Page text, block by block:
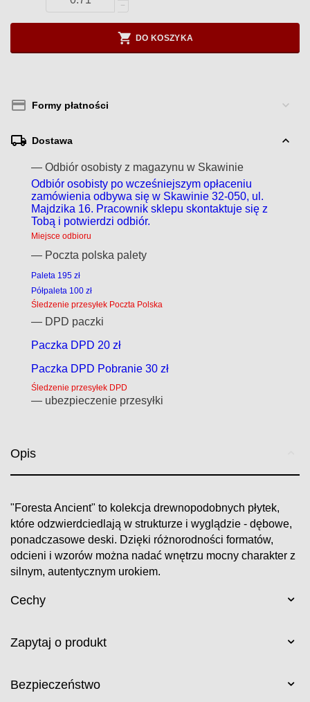
−
DO KOSZYKA
Formy płatności
Dostawa
— Odbiór osobisty z magazynu w Skawinie
Odbiór osobisty po wcześniejszym opłaceniu
zamówienia odbywa się w Skawinie 32-050, ul.
Majdzika 16. Pracownik sklepu skontaktuje się z
Tobą i potwierdzi odbiór.
Miejsce odbioru
— Poczta polska palety
Paleta 195 zł
Półpaleta 100 zł
Śledzenie przesyłek Poczta Polska
— DPD paczki
Paczka DPD 20 zł
Paczka DPD Pobranie 30 zł
Śledzenie przesyłek DPD
— ubezpieczenie przesyłki
Opis
"Foresta Ancient" to kolekcja drewnopodobnych płytek,
które odzwierdciedlają w strukturze i wyglądzie - dębowe,
ponadczasowe deski. Dzięki różnorodności formatów,
odcieni i wzorów można nadać wnętrzu mocny charakter z
silnym, autentycznym urokiem.
Cechy
Zapytaj o produkt
Bezpieczeństwo